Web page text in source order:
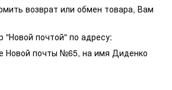
возврат или обмен товара, Вам
"Новой почтой" по адресу:
Новой почты №65, на имя Диденко